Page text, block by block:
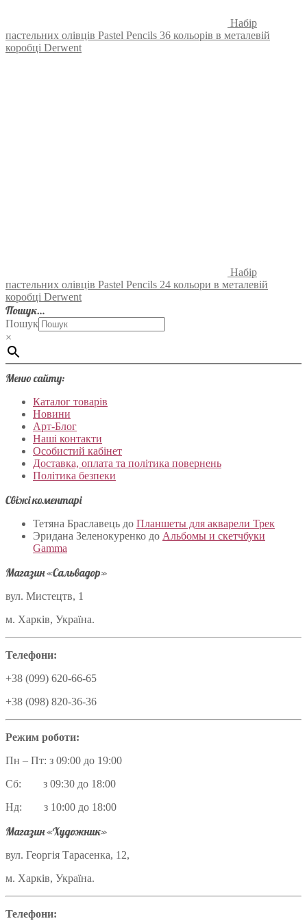
Набір
пастельних олівців Pastel Pencils 36 кольорів в металевій
коробці Derwent
Набір
пастельних олівців Pastel Pencils 24 кольори в металевій
коробці Derwent
Пошук…
Пошук
×
Меню сайту:
Каталог товарів
Новини
Арт-Блог
Наші контакти
Особистий кабінет
Доставка, оплата та політика повернень
Політика безпеки
Свіжі коментарі
Тетяна Браславець до Планшеты для акварели Трек
Эридана Зеленокуренко до Альбомы и скетчбуки
Gamma
Магазин «Сальвадор»
вул. Мистецтв, 1
м. Харків, Україна.
Телефони:
+38 (099) 620-66-65
+38 (098) 820-36-36
Режим роботи:
Пн – Пт: з 09:00 до 19:00
Сб: з 09:30 до 18:00
Нд: з 10:00 до 18:00
Магазин «Художник»
вул. Георгія Тарасенка, 12,
м. Харків, Україна.
Телефони: